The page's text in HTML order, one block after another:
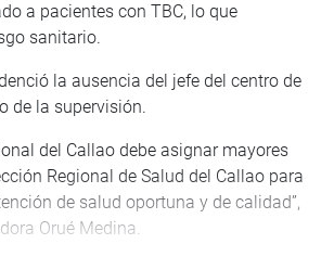
a pacientes con TBC, lo que
sanitario.
la ausencia del jefe del centro de
de la supervisión.
del Callao debe asignar mayores
Regional de Salud del Callao para
de salud oportuna y de calidad”,
Orué Medina.